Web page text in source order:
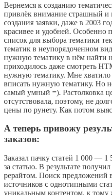
Вернемся к созданию
привлёк внимание страшный и
создания заявки, даже в 2003
красивее и удобней. Особенно
список для выбора тематики
тематик в неупорядоченном
нужную тематику в нём найти
приходилось даже смотреть
нужную тематику. Мне
вписать нужную тематику. Но
самый умный =). Растолковка
отсутствовала, поэтому, не
цены по рунету. Как потом
А теперь привожу
заказов:
Заказал пачку статей 1 000 —
за статью. В результате
рерайтом. Поиск предложений
источников с однотипными
уникальным контентом, к тому